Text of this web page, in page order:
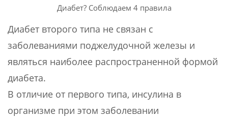
Диабет? Соблюдаем 4 правила
Диабет второго типа не связан с
заболеваниями поджелудочной железы и
являться наиболее распространенной формой
диабета.
В отличие от первого типа, инсулина в
организме при этом заболевании